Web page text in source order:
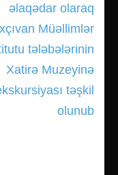
əlaqədar olaraq
Müəllimlər
tələbələrinin
Xatirə Muzeyinə
təşkil
olunub